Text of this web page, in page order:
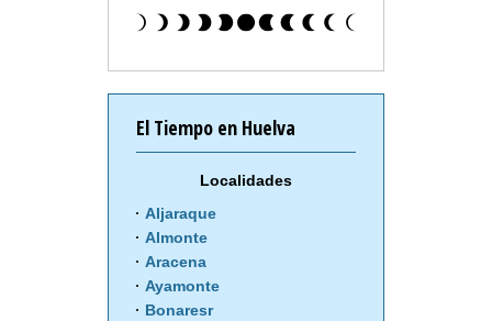
El Tiempo en Huelva
Localidades
Aljaraque
Almonte
Aracena
Ayamonte
Bonaresr